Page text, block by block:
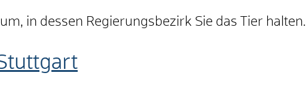
in dessen Regierungsbezirk Sie das Tier halten.